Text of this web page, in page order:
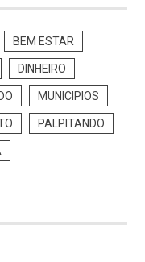
BEM ESTAR
DINHEIRO
MUNICIPIOS
PALPITANDO